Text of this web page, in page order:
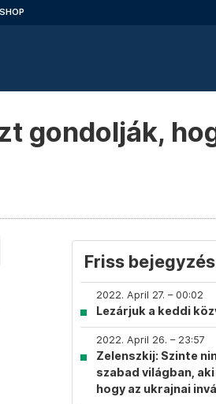
SHOP
gondolják,
Friss
2022. April 27. – 00:02
Lezárjuk a keddi
2022. April 26. – 23:57
Zelenszkij: Szinte
szabad világban,
hogy az ukrajnai